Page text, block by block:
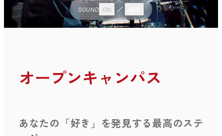
SOUND ON
オープンキャンパス
あなたの「好き」を発見する最高のステ